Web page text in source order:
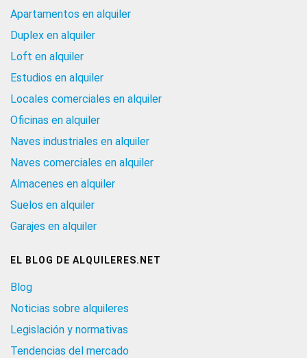
Apartamentos en alquiler
Duplex en alquiler
Loft en alquiler
Estudios en alquiler
Locales comerciales en alquiler
Oficinas en alquiler
Naves industriales en alquiler
Naves comerciales en alquiler
Almacenes en alquiler
Suelos en alquiler
Garajes en alquiler
EL BLOG DE ALQUILERES.NET
Blog
Noticias sobre alquileres
Legislación y normativas
Tendencias del mercado